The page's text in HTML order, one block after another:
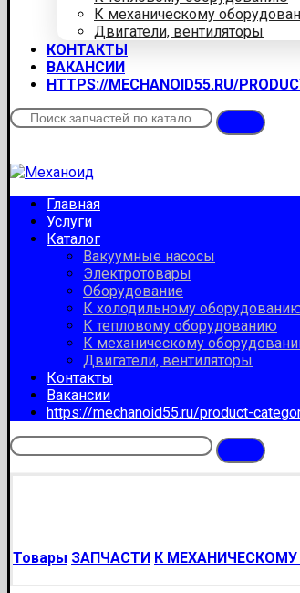
К механическому
Двигатели, вентиляторы
КОНТАКТЫ
ВАКАНСИИ
HTTPS://MECHANOID55.RU/
Главная
Услуги
Каталог
Вакуумные насосы
Электротовары
Оборудование
К холодильному
К тепловому оборудованию
К механическому
Двигатели, вентиляторы
Контакты
Вакансии
https://mechanoid55.ru/product-
Товары ЗАПЧАСТИ К